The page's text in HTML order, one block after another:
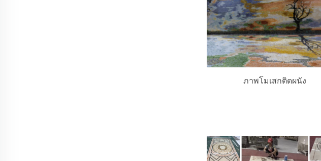
ภาพโมเสกติดผนัง